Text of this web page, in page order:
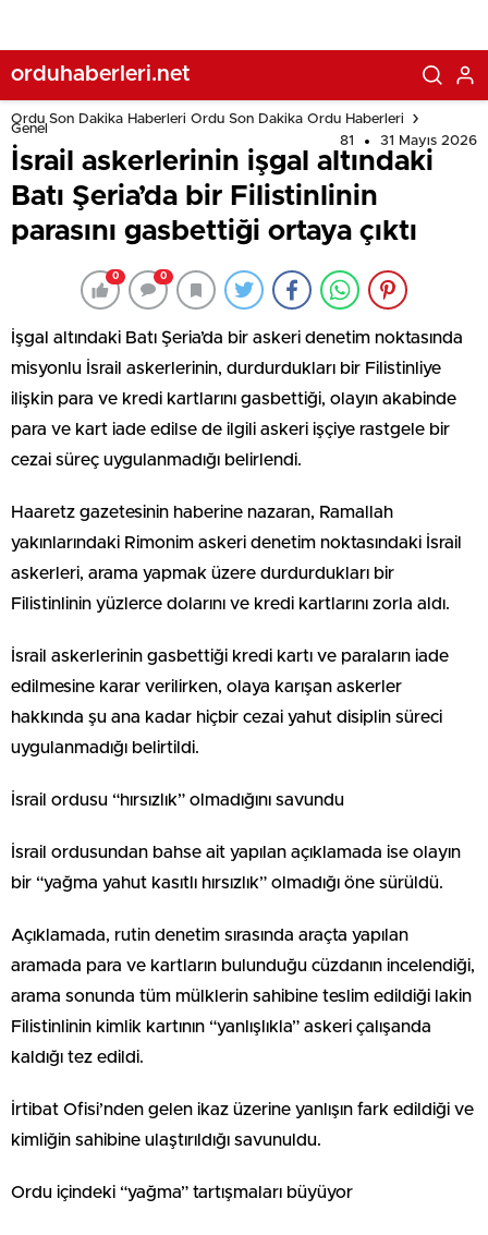
orduhaberleri.net
Ordu Son Dakika Haberleri Ordu Son Dakika Ordu Haberleri
Genel
81
31 Mayıs 2026
İsrail askerlerinin işgal altındaki
Batı Şeria’da bir Filistinlinin
parasını gasbettiği ortaya çıktı
0 0
İşgal altındaki Batı Şeria’da bir askeri denetim noktasında
misyonlu İsrail askerlerinin, durdurdukları bir Filistinliye
ilişkin para ve kredi kartlarını gasbettiği, olayın akabinde
para ve kart iade edilse de ilgili askeri işçiye rastgele bir
cezai süreç uygulanmadığı belirlendi.
Haaretz gazetesinin haberine nazaran, Ramallah
yakınlarındaki Rimonim askeri denetim noktasındaki İsrail
askerleri, arama yapmak üzere durdurdukları bir
Filistinlinin yüzlerce dolarını ve kredi kartlarını zorla aldı.
İsrail askerlerinin gasbettiği kredi kartı ve paraların iade
edilmesine karar verilirken, olaya karışan askerler
hakkında şu ana kadar hiçbir cezai yahut disiplin süreci
uygulanmadığı belirtildi.
İsrail ordusu “hırsızlık” olmadığını savundu
İsrail ordusundan bahse ait yapılan açıklamada ise olayın
bir “yağma yahut kasıtlı hırsızlık” olmadığı öne sürüldü.
Açıklamada, rutin denetim sırasında araçta yapılan
aramada para ve kartların bulunduğu cüzdanın incelendiği,
arama sonunda tüm mülklerin sahibine teslim edildiği lakin
Filistinlinin kimlik kartının “yanlışlıkla” askeri çalışanda
kaldığı tez edildi.
İrtibat Ofisi’nden gelen ikaz üzerine yanlışın fark edildiği ve
kimliğin sahibine ulaştırıldığı savunuldu.
Ordu içindeki “yağma” tartışmaları büyüyor